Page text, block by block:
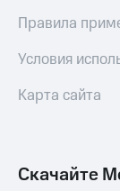
Правила
Условия
Карта сайта
Скачайте